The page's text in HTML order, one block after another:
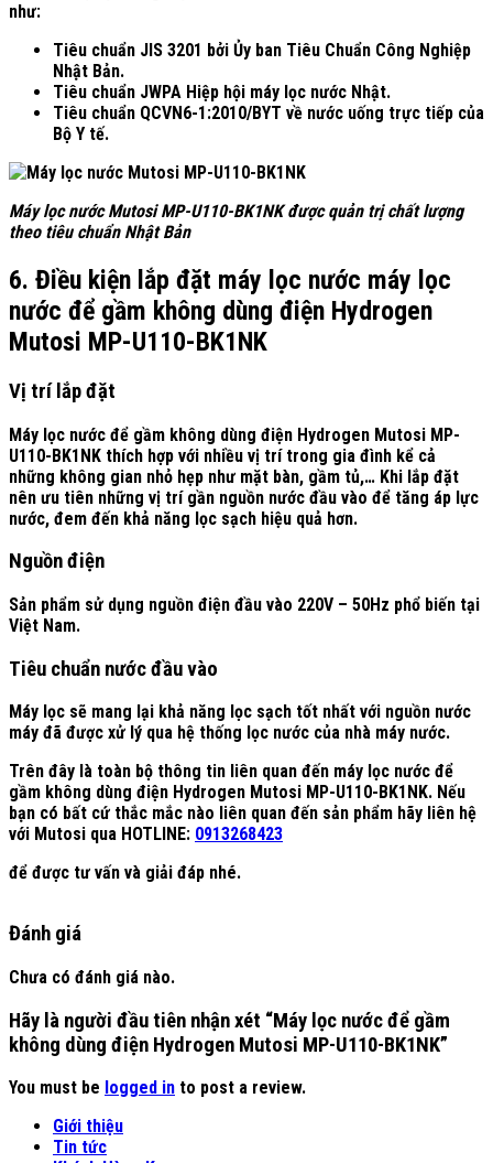
như:
Tiêu chuẩn JIS 3201 bởi Ủy ban Tiêu Chuẩn Công Nghiệp
Nhật Bản.
Tiêu chuẩn JWPA Hiệp hội máy lọc nước Nhật.
Tiêu chuẩn QCVN6-1:2010/BYT về nước uống trực tiếp của
Bộ Y tế.
Máy lọc nước Mutosi MP-U110-BK1NK được quản trị chất lượng
theo tiêu chuẩn Nhật Bản
6. Điều kiện lắp đặt máy lọc nước máy lọc
nước để gầm không dùng điện Hydrogen
Mutosi MP-U110-BK1NK
Vị trí lắp đặt
Máy lọc nước để gầm không dùng điện Hydrogen Mutosi MP-
U110-BK1NK thích hợp với nhiều vị trí trong gia đình kể cả
những không gian nhỏ hẹp như mặt bàn, gầm tủ,… Khi lắp đặt
nên ưu tiên những vị trí gần nguồn nước đầu vào để tăng áp lực
nước, đem đến khả năng lọc sạch hiệu quả hơn.
Nguồn điện
Sản phẩm sử dụng nguồn điện đầu vào 220V – 50Hz phổ biến tại
Việt Nam.
Tiêu chuẩn nước đầu vào
Máy lọc sẽ mang lại khả năng lọc sạch tốt nhất với nguồn nước
máy đã được xử lý qua hệ thống lọc nước của nhà máy nước.
Trên đây là toàn bộ thông tin liên quan đến máy lọc nước để
gầm không dùng điện Hydrogen Mutosi MP-U110-BK1NK. Nếu
bạn có bất cứ thắc mắc nào liên quan đến sản phẩm hãy liên hệ
với Mutosi qua HOTLINE: 0913268423
để được tư vấn và giải đáp nhé.
Đánh giá
Chưa có đánh giá nào.
Hãy là người đầu tiên nhận xét “Máy lọc nước để gầm
không dùng điện Hydrogen Mutosi MP-U110-BK1NK”
You must be logged in to post a review.
Giới thiệu
Tin tức